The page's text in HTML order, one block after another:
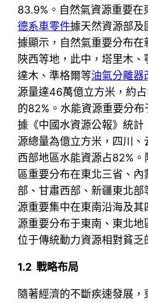
83.9%。自然氣資源重要在
德系車零件據天然資源部
據顯示，自然氣重要分布在
陜西等地，此中，塔里木
達木、準格爾等油氣分離器
源量達46萬億立方米，約
的82%。水能資源重要分布
據《中國水資源公報》統
源總量為億立方米，四川
西部地區水能資源占82%
區重要分布在東北三省、
部、甘肅西部、新疆東北
源重要集中在東南沿海及
源重要分布于東南、東北
位于傳統動力資源相對貧乏
1.2 戰略布局
隨著經濟的不斷疾速發展